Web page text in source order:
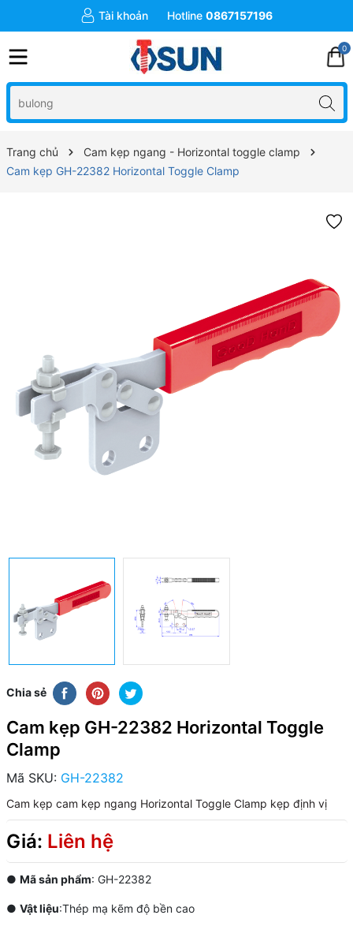
Tài khoản Hotline 0867157196
0
Trang chủ
Cam kẹp ngang - Horizontal toggle clamp
Cam kẹp GH-22382 Horizontal Toggle Clamp
Chia sẻ
Cam kẹp GH-22382 Horizontal Toggle
Clamp
Mã SKU: GH-22382
Cam kẹp cam kẹp ngang Horizontal Toggle Clamp kẹp định vị
Giá: Liên hệ
● Mã sản phẩm: GH-22382
● Vật liệu:Thép mạ kẽm độ bền cao